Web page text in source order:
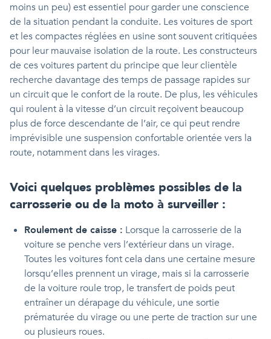
moins un peu) est essentiel pour garder une conscience
de la situation pendant la conduite. Les voitures de sport
et les compactes réglées en usine sont souvent critiquées
pour leur mauvaise isolation de la route. Les constructeurs
de ces voitures partent du principe que leur clientèle
recherche davantage des temps de passage rapides sur
un circuit que le confort de la route. De plus, les véhicules
qui roulent à la vitesse d’un circuit reçoivent beaucoup
plus de force descendante de l’air, ce qui peut rendre
imprévisible une suspension confortable orientée vers la
route, notamment dans les virages.
Voici quelques problèmes possibles de la
carrosserie ou de la moto à surveiller :
Roulement de caisse : Lorsque la carrosserie de la
voiture se penche vers l’extérieur dans un virage.
Toutes les voitures font cela dans une certaine mesure
lorsqu’elles prennent un virage, mais si la carrosserie
de la voiture roule trop, le transfert de poids peut
entraîner un dérapage du véhicule, une sortie
prématurée du virage ou une perte de traction sur une
ou plusieurs roues.